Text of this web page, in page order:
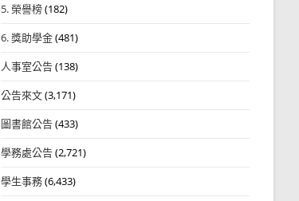
5. 榮譽榜(182)
6. 獎助學金(481)
人事室公告(138)
公告來文(3,171)
圖書館公告(433)
學務處公告(2,721)
學生事務(6,433)